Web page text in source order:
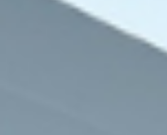
تركيا والسعودية
المشترك في